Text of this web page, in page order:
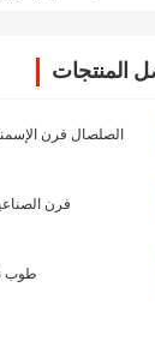
المنتجات
الصلصال فرن
فرن
طوب